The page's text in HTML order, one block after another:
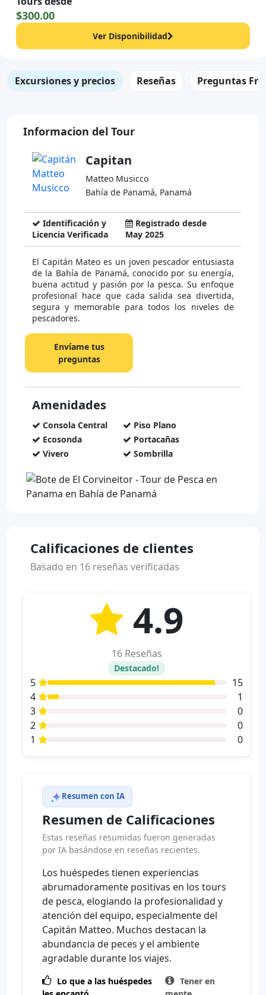
$300.00
Ver Disponibilidad
Excursiones y precios Reseñas Preguntas
Informacion del Tour
Capitan
Matteo Musicco
Bahía de Panamá, Panamá
Identificación y
Licencia Verificada
Registrado desde
May 2025
El Capitán Mateo es un joven pescador entusiasta
de la Bahía de Panamá, conocido por su energía,
buena actitud y pasión por la pesca. Su enfoque
profesional hace que cada salida sea divertida,
segura y memorable para todos los niveles de
pescadores.
Envíame tus
preguntas
Amenidades
Consola Central
Piso Plano
Ecosonda
Portacañas
Vivero
Sombrilla
Calificaciones de clientes
Basado en 16 reseñas verificadas
4.9
16 Reseñas
Destacado!
5
15
4
1
3
0
2
0
1
0
Resumen con IA
Resumen de Calificaciones
Estas reseñas resumidas fueron generadas
por IA basándose en reseñas recientes.
Los huéspedes tienen experiencias
abrumadoramente positivas en los tours
de pesca, elogiando la profesionalidad y
atención del equipo, especialmente del
Capitán Matteo. Muchos destacan la
abundancia de peces y el ambiente
agradable durante los viajes.

Lo que a las huéspedes
 Tener en